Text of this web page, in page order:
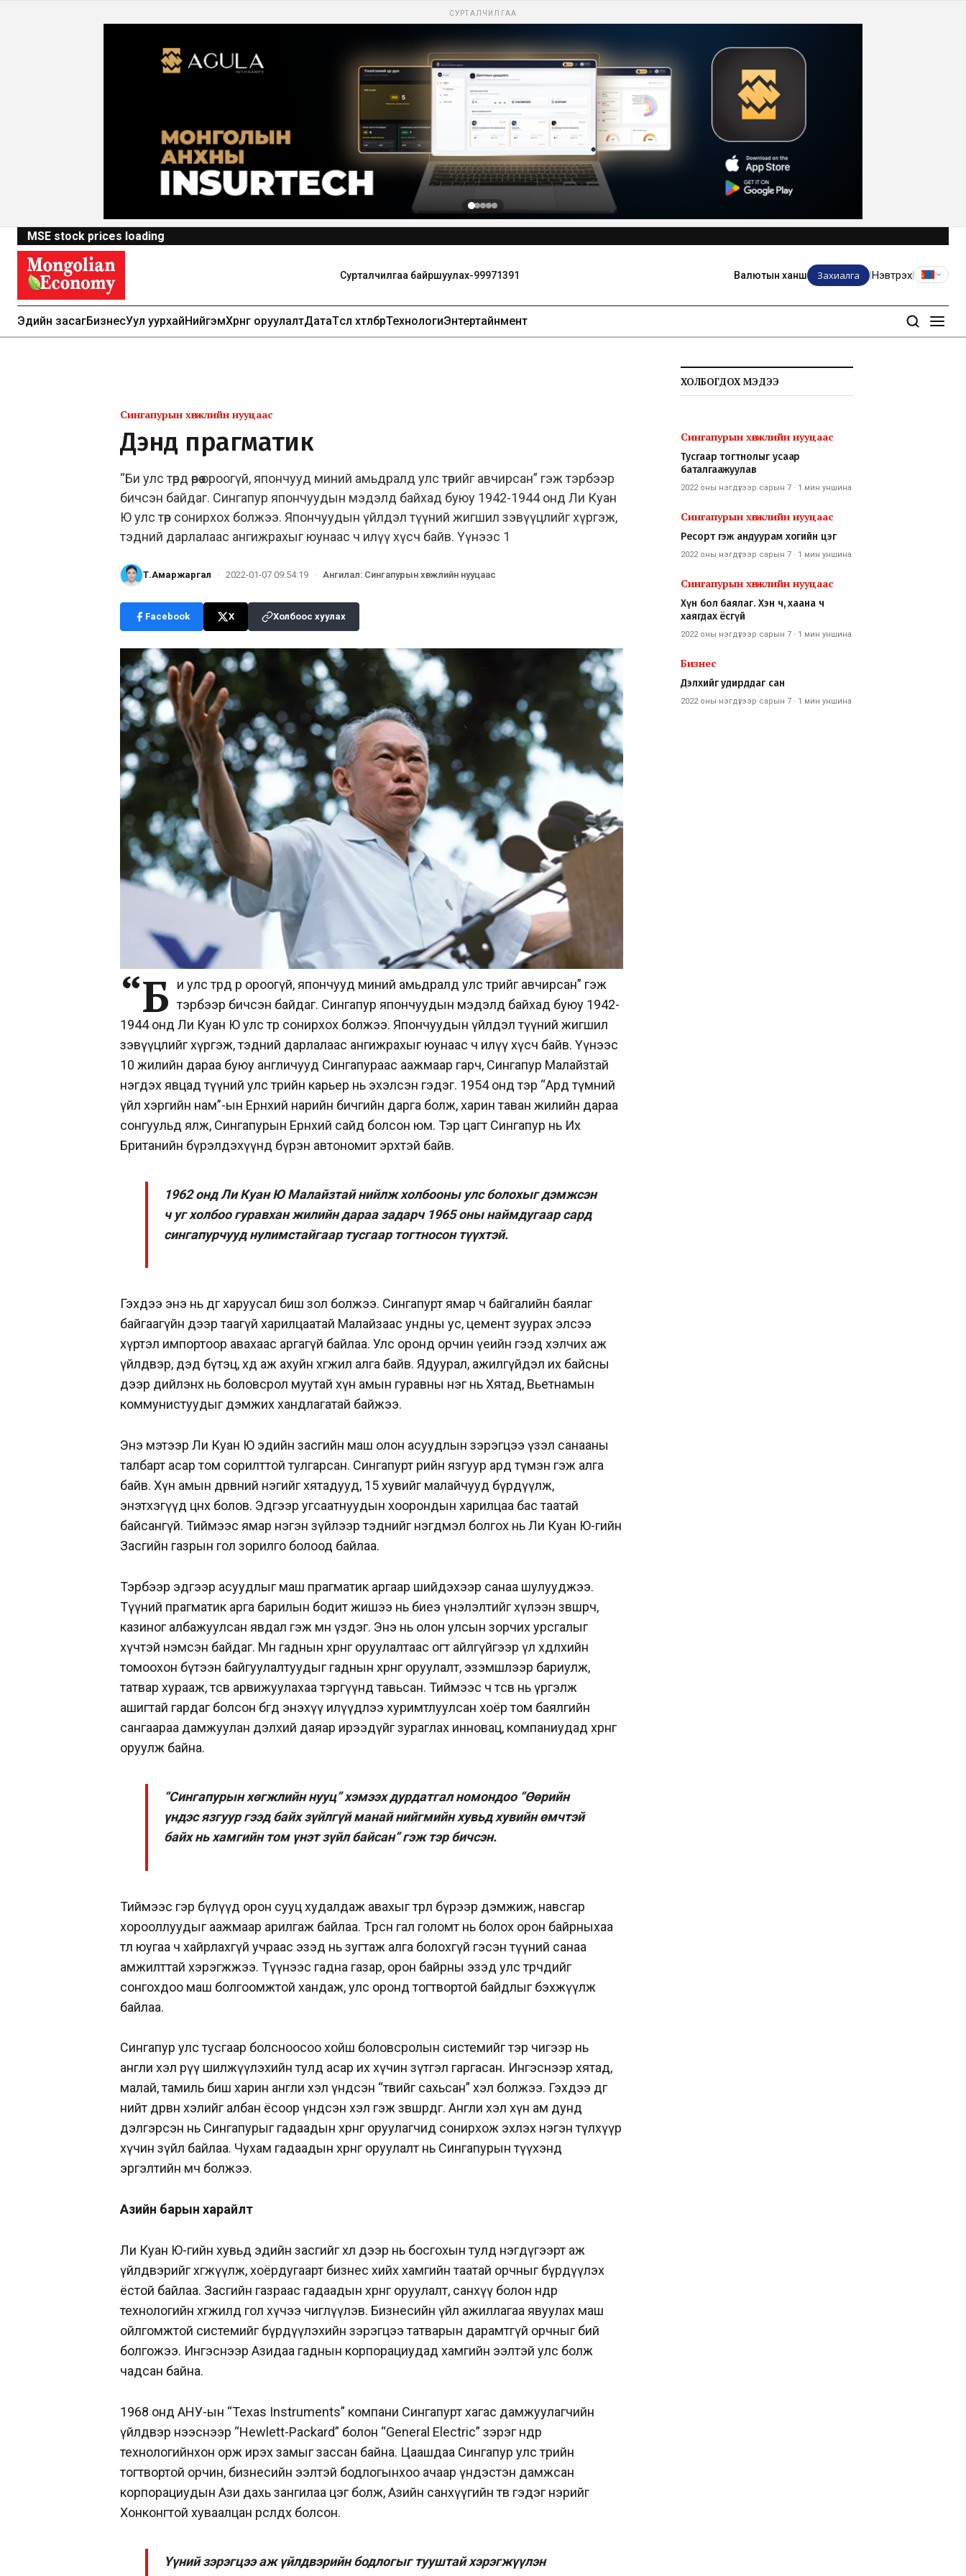
СУРТАЛЧИЛГАА
MSE stock prices loading
Валютын ханш Захиалга Нэвтрэх
Эдийн засагБизнесУул уурхайНийгэмХөрөнгө оруулалтДатаТөсөл хөтөлбөрТехнологиЭнтертайнмент
Сингапурын хөгжлийн нууцаас
Дэндүү прагматик
“Би улс төрд өөрөө ороогүй, япончууд миний амьдралд улс төрийг авчирсан” гэж тэрбээр
бичсэн байдаг. Сингапур япончуудын мэдэлд байхад буюу 1942-1944 онд Ли Куан
Ю улс төр сонирхох болжээ. Япончуудын үйлдэл түүний жигшил зэвүүцлийг хүргэж,
тэдний дарлалаас ангижрахыг юунаас ч илүү хүсч байв. Үүнээс 1
Т.Амаржаргал · 2022-01-07 09:54:19 · Ангилал: Сингапурын хөгжлийн нууцаас
Facebook X Холбоос хуулах
“Б
и улс төрд өөрөө ороогүй, япончууд миний амьдралд улс төрийг авчирсан” гэж
тэрбээр бичсэн байдаг. Сингапур япончуудын мэдэлд байхад буюу 1942-
1944 онд Ли Куан Ю улс төр сонирхох болжээ. Япончуудын үйлдэл түүний жигшил
зэвүүцлийг хүргэж, тэдний дарлалаас ангижрахыг юунаас ч илүү хүсч байв. Үүнээс
10 жилийн дараа буюу англичууд Сингапураас аажмаар гарч, Сингапур Малайзтай
нэгдэх явцад түүний улс төрийн карьер нь эхэлсэн гэдэг. 1954 онд тэр “Ард түмний
үйл хэргийн нам”-ын Ерөнхий нарийн бичгийн дарга болж, харин таван жилийн дараа
сонгуульд ялж, Сингапурын Ерөнхий сайд болсон юм. Тэр цагт Сингапур нь Их
Британийн бүрэлдэхүүнд бүрэн автономит эрхтэй байв.
1962 онд Ли Куан Ю Малайзтай нийлж холбооны улс болохыг дэмжсэн
ч уг холбоо гуравхан жилийн дараа задарч 1965 оны наймдугаар сард
сингапурчууд нулимстайгаар тусгаар тогтносон түүхтэй.
Гэхдээ энэ нь өдгөө харуусал биш зол болжээ. Сингапурт ямар ч байгалийн баялаг
байгаагүйн дээр таагүй харилцаатай Малайзаас ундны ус, цемент зуурах элсээ
хүртэл импортоор авахаас аргагүй байлаа. Улс оронд орчин үеийн гээд хэлчих аж
үйлдвэр, дэд бүтэц, хөдөө аж ахуйн хөгжил алга байв. Ядуурал, ажилгүйдэл их байсны
дээр дийлэнх нь боловсрол муутай хүн амын гуравны нэг нь Хятад, Вьетнамын
коммунистуудыг дэмжих хандлагатай байжээ.
Энэ мэтээр Ли Куан Ю эдийн засгийн маш олон асуудлын зэрэгцээ үзэл санааны
талбарт асар том сорилттой тулгарсан. Сингапурт өөрийн язгуур ард түмэн гэж алга
байв. Хүн амын дөрөвний нэгийг хятадууд, 15 хувийг малайчууд бүрдүүлж,
энэтхэгүүд цөөнх болов. Эдгээр угсаатнуудын хоорондын харилцаа бас таатай
байсангүй. Тиймээс ямар нэгэн зүйлээр тэднийг нэгдмэл болгох нь Ли Куан Ю-гийн
Засгийн газрын гол зорилго болоод байлаа.
Тэрбээр эдгээр асуудлыг маш прагматик аргаар шийдэхээр санаа шулууджээ.
Түүний прагматик арга барилын бодит жишээ нь биеэ үнэлэлтийг хүлээн зөвшөөрч,
казиног албажуулсан явдал гэж мөн үздэг. Энэ нь олон улсын зорчих урсгалыг
хүчтэй нэмсэн байдаг. Мөн гаднын хөрөнгө оруулалтаас огт айлгүйгээр үл хөдлөхийн
томоохон бүтээн байгуулалтуудыг гаднын хөрөнгө оруулалт, эзэмшлээр бариулж,
татвар хурааж, төсвөө арвижуулахаа тэргүүнд тавьсан. Тиймээс ч төсөв нь үргэлж
ашигтай гардаг болсон бөгөөд энэхүү илүүдлээ хуримтлуулсан хоёр том баялгийн
сангаараа дамжуулан дэлхий даяар ирээдүйг зураглах инновац, компаниудад хөрөнгө
оруулж байна.
“Сингапурын хөгжлийн нууц” хэмээх дурдатгал номондоо “Өөрийн
үндэс язгуур гээд байх зүйлгүй манай нийгмийн хувьд хувийн өмчтэй
байх нь хамгийн том үнэт зүйл байсан” гэж тэр бичсэн.
Тиймээс гэр бүлүүд орон сууц худалдаж авахыг төрөл бүрээр дэмжиж, навсгар
хорооллуудыг аажмаар арилгаж байлаа. Төрсөн гал голомт нь болох орон байрныхаа
төлөө юугаа ч хайрлахгүй учраас эзэд нь зугтаж алга болохгүй гэсэн түүний санаа
амжилттай хэрэгжжээ. Түүнээс гадна газар, орон байрны эзэд улс төрчдийг
сонгохдоо маш болгоомжтой хандаж, улс оронд тогтвортой байдлыг бэхжүүлж
байлаа.
Сингапур улс тусгаар болсноосоо хойш боловсролын системийг тэр чигээр нь
англи хэл рүү шилжүүлэхийн тулд асар их хүчин зүтгэл гаргасан. Ингэснээр хятад,
малай, тамиль биш харин англи хэл үндсэн “төвийг сахьсан” хэл болжээ. Гэхдээ өдгөө
нийт дөрвөн хэлийг албан ёсоор үндсэн хэл гэж зөвшөөрдөг. Англи хэл хүн ам дунд
дэлгэрсэн нь Сингапурыг гадаадын хөрөнгө оруулагчид сонирхож эхлэх нэгэн түлхүүр
хүчин зүйл байлаа. Чухам гадаадын хөрөнгө оруулалт нь Сингапурын түүхэнд
эргэлтийн мөч болжээ.
Азийн барын харайлт
Ли Куан Ю-гийн хувьд эдийн засгийг хөл дээр нь босгохын тулд нэгдүгээрт аж
үйлдвэрийг хөгжүүлж, хоёрдугаарт бизнес хийх хамгийн таатай орчныг бүрдүүлэх
ёстой байлаа. Засгийн газраас гадаадын хөрөнгө оруулалт, санхүү болон өндөр
технологийн хөгжилд гол хүчээ чиглүүлэв. Бизнесийн үйл ажиллагаа явуулах маш
ойлгомжтой системийг бүрдүүлэхийн зэрэгцээ татварын дарамтгүй орчныг бий
болгожээ. Ингэснээр Азидаа гаднын корпорациудад хамгийн ээлтэй улс болж
чадсан байна.
1968 онд АНУ-ын “Texas Instruments” компани Сингапурт хагас дамжуулагчийн
үйлдвэр нээснээр “Hewlett-Packard” болон “General Electric” зэрэг өндөр
технологийнхон орж ирэх замыг зассан байна. Цаашдаа Сингапур улс төрийн
тогтвортой орчин, бизнесийн ээлтэй бодлогынхоо ачаар үндэстэн дамжсан
корпорациудын Ази дахь зангилаа цэг болж, Азийн санхүүгийн төв гэдэг нэрийг
Хонконгтой хуваалцан өрсөлдөх болсон.
Үүний зэрэгцээ аж үйлдвэрийн бодлогыг тууштай хэрэгжүүлэн
ХОЛБОГДОХ МЭДЭЭ
Сингапурын хөгжлийн нууцаас
Тусгаар тогтнолыг усаар
баталгаажуулав
2022 оны нэгдүгээр сарын 7 · 1 мин уншина
Сингапурын хөгжлийн нууцаас
Ресорт гэж андуурам хогийн цэг
2022 оны нэгдүгээр сарын 7 · 1 мин уншина
Сингапурын хөгжлийн нууцаас
Хүн бол баялаг. Хэн ч, хаана ч
хаягдах ёсгүй
2022 оны нэгдүгээр сарын 7 · 1 мин уншина
Бизнес
Дэлхийг удирддаг сан
2022 оны нэгдүгээр сарын 7 · 1 мин уншина